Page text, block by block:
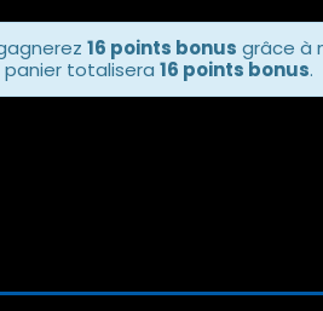
16 points bonus grâce à
totalisera 16 points bonus.